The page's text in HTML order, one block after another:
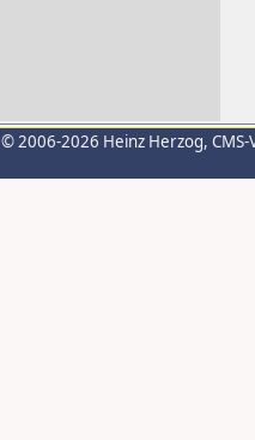
© 2006-2026 Heinz Herzog,